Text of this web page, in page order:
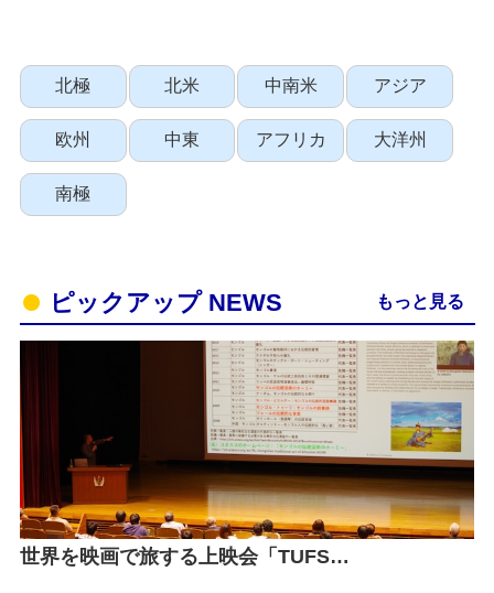
北極 北米 中南米 アジア
欧州 中東 アフリカ 大洋州
南極
ピックアップ NEWS もっと見る
世界を映画で旅する上映会「TUFS…